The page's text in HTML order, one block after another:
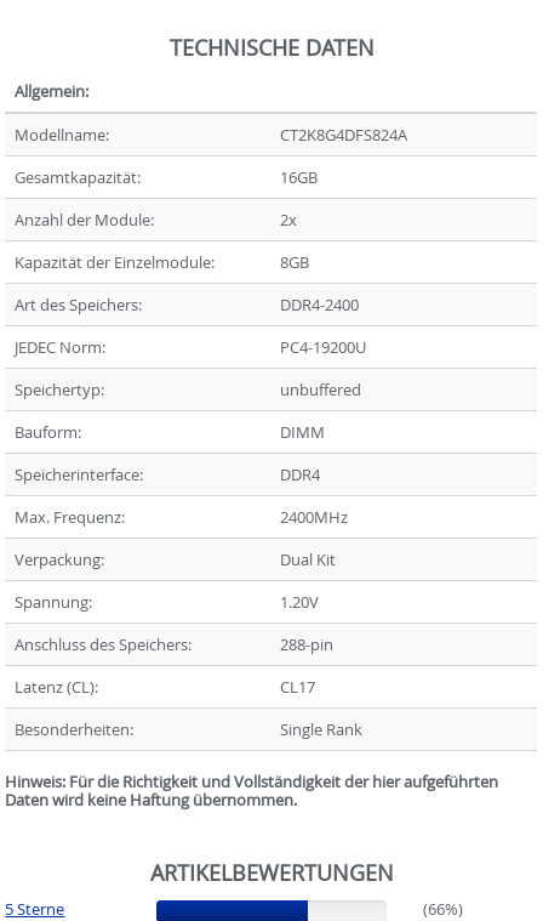
TECHNISCHE DATEN
Allgemein:
Modellname:
CT2K8G4DFS824A
Gesamtkapazität:
16GB
Anzahl der Module:
2x
Kapazität der Einzelmodule:
8GB
Art des Speichers:
DDR4-2400
JEDEC Norm:
PC4-19200U
Speichertyp:
unbuffered
Bauform:
DIMM
Speicherinterface:
DDR4
Max. Frequenz:
2400MHz
Verpackung:
Dual Kit
Spannung:
1.20V
Anschluss des Speichers:
288-pin
Latenz (CL):
CL17
Besonderheiten:
Single Rank
Hinweis: Für die Richtigkeit und Vollständigkeit der hier aufgeführten
Daten wird keine Haftung übernommen.
ARTIKELBEWERTUNGEN
5 Sterne (66%)
(66%)